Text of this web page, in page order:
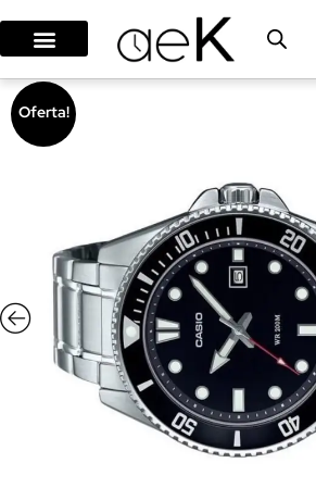
Oferta!